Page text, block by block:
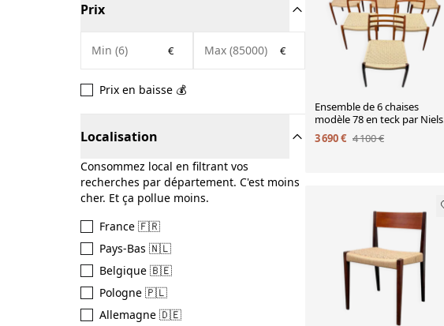
Prix
€ €
Prix en baisse 💰
Localisation
Consommez local en filtrant vos
recherches par département. C'est moins
cher. Et ça pollue moins.
France 🇫🇷
Pays-Bas 🇳🇱
Belgique 🇧🇪
Pologne 🇵🇱
Allemagne 🇩🇪
Ensemble de 6 chaises
modèle 78 en teck par Niels
O. Møller
3 690 € 4 100 €